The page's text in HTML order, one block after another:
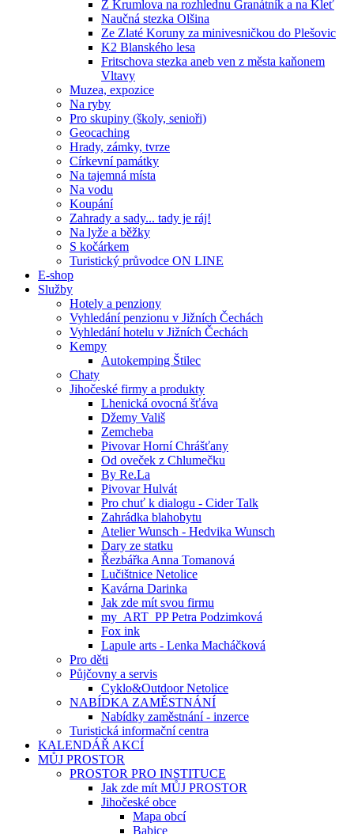
Z Krumlova na rozhlednu Granátník a na Kleť
Naučná stezka Olšina
Ze Zlaté Koruny za minivesničkou do Plešovic
K2 Blanského lesa
Fritschova stezka aneb ven z města kaňonem
Vltavy
Muzea, expozice
Na ryby
Pro skupiny (školy, senioři)
Geocaching
Hrady, zámky, tvrze
Církevní památky
Na tajemná místa
Na vodu
Koupání
Zahrady a sady... tady je ráj!
Na lyže a běžky
S kočárkem
Turistický průvodce ON LINE
E-shop
Služby
Hotely a penziony
Vyhledání penzionu v Jižních Čechách
Vyhledání hotelu v Jižních Čechách
Kempy
Autokemping Štilec
Chaty
Jihočeské firmy a produkty
Lhenická ovocná šťáva
Džemy Vališ
Zemcheba
Pivovar Horní Chrášťany
Od oveček z Chlumečku
By Re.La
Pivovar Hulvát
Pro chuť k dialogu - Cider Talk
Zahrádka blahobytu
Atelier Wunsch - Hedvika Wunsch
Dary ze statku
Řezbářka Anna Tomanová
Lučištnice Netolice
Kavárna Darinka
Jak zde mít svou firmu
my_ART_PP Petra Podzimková
Fox ink
Lapule arts - Lenka Macháčková
Pro děti
Půjčovny a servis
Cyklo&Outdoor Netolice
NABÍDKA ZAMĚSTNÁNÍ
Nabídky zaměstnání - inzerce
Turistická informační centra
KALENDÁŘ AKCÍ
MŮJ PROSTOR
PROSTOR PRO INSTITUCE
Jak zde mít MŮJ PROSTOR
Jihočeské obce
Mapa obcí
Babice